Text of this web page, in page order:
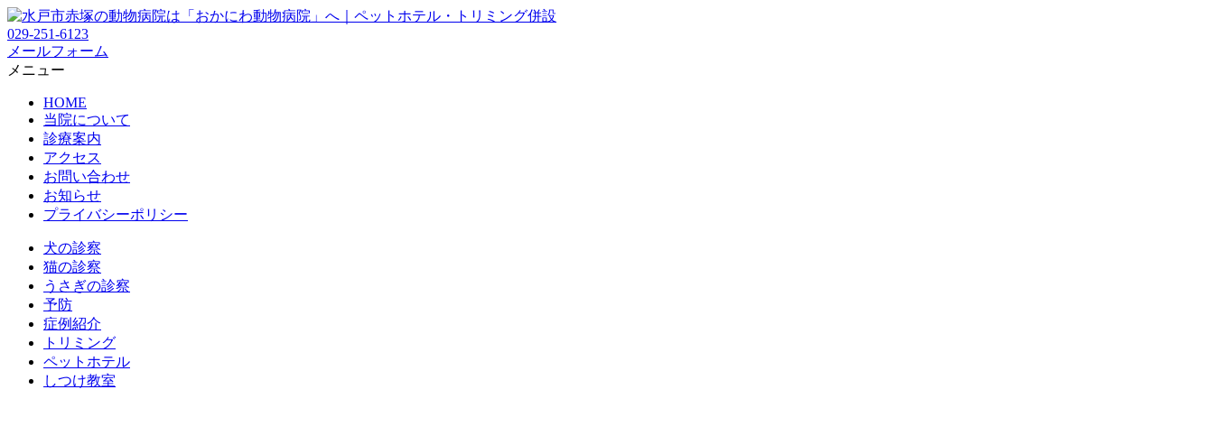
029-251-6123
メールフォーム
メニュー
HOME
当院について
診療案内
アクセス
お問い合わせ
お知らせ
プライバシーポリシー
犬の診察
猫の診察
うさぎの診察
予防
症例紹介
トリミング
ペットホテル
しつけ教室